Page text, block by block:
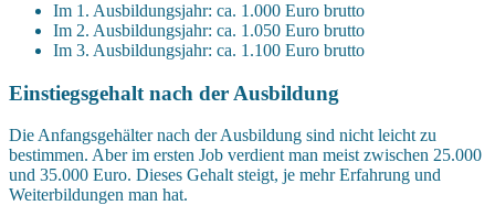
Im 1. Ausbildungsjahr: ca. 1.000 Euro brutto
Im 2. Ausbildungsjahr: ca. 1.050 Euro brutto
Im 3. Ausbildungsjahr: ca. 1.100 Euro brutto
Einstiegsgehalt nach der Ausbildung
Die Anfangsgehälter nach der Ausbildung sind nicht leicht zu
bestimmen. Aber im ersten Job verdient man meist zwischen 25.000
und 35.000 Euro. Dieses Gehalt steigt, je mehr Erfahrung und
Weiterbildungen man hat.